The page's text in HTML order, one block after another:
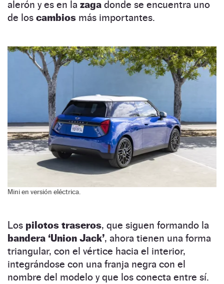
alerón y es en la zaga donde se encuentra uno
de los cambios más importantes.
Mini en versión eléctrica.
Los pilotos traseros, que siguen formando la
bandera ‘Union Jack’, ahora tienen una forma
triangular, con el vértice hacia el interior,
integrándose con una franja negra con el
nombre del modelo y que los conecta entre sí.